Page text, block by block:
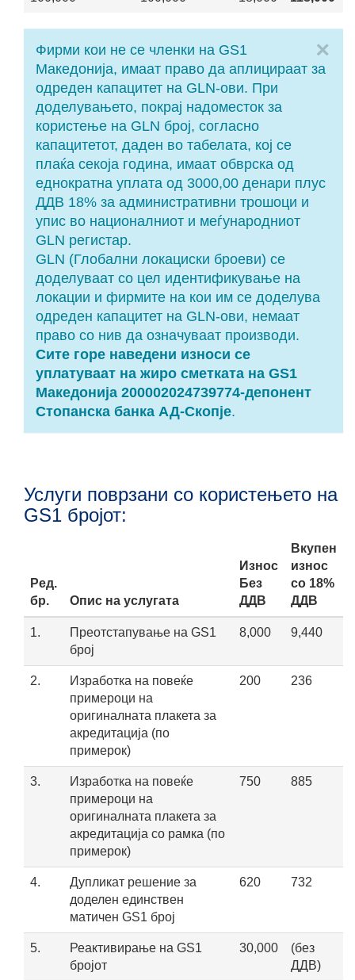
Фирми кои не се членки на GS1
Македонија, имаат право да аплицираат за
одреден капацитет на GLN-ови. При
доделувањето, покрај надоместок за
користење на GLN број, согласно
капацитетот, даден во табелата, кој се
плаќа секоја година, имаат обврска од
еднократна уплата од 3000,00 денари плус
ДДВ 18% за административни трошоци и
упис во националниот и меѓународниот
GLN регистар.
GLN (Глобални локациски броеви) се
доделуваат со цел идентификување на
локации и фирмите на кои им се доделува
одреден капацитет на GLN-ови, немаат
право со нив да означуваат производи.
Сите горе наведени износи се
уплатуваат на жиро сметката на GS1
Македонија 200002024739774-депонент
Стопанска банка АД-Скопје.
Услуги поврзани со користењето на
GS1 бројот:
Ред.
бр.
Опис на услугата
Износ
Без
ДДВ
Вкупен
износ
со 18%
ДДВ
1.
Преотстапување на GS1
број
8,000 9,440
2.
Изработка на повеќе
примероци на
оригиналната плакета за
акредитација (по
примерок)
200 236
3.
Изработка на повеќе
примероци на
оригиналната плакета за
акредитација со рамка (по
примерок)
750 885
4.
Дупликат решение за
доделен единствен
матичен GS1 број
620 732
5.
Реактивирање на GS1
бројот
30,000
(без
ДДВ)